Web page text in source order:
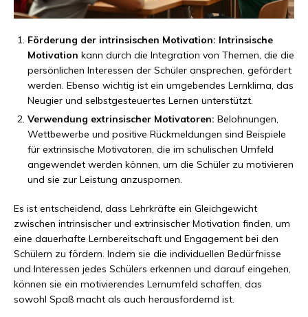
Förderung der intrinsischen Motivation: Intrinsische
Motivation kann durch die Integration von Themen, die die
persönlichen Interessen der Schüler ansprechen, gefördert
werden. Ebenso wichtig ist ein umgebendes Lernklima, das
Neugier und selbstgesteuertes Lernen unterstützt.
Verwendung extrinsischer Motivatoren: Belohnungen,
Wettbewerbe und positive Rückmeldungen sind Beispiele
für extrinsische Motivatoren, die im schulischen Umfeld
angewendet werden können, um die Schüler zu motivieren
und sie zur Leistung anzuspornen.
Es ist entscheidend, dass Lehrkräfte ein Gleichgewicht
zwischen intrinsischer und extrinsischer Motivation finden, um
eine dauerhafte Lernbereitschaft und Engagement bei den
Schülern zu fördern. Indem sie die individuellen Bedürfnisse
und Interessen jedes Schülers erkennen und darauf eingehen,
können sie ein motivierendes Lernumfeld schaffen, das
sowohl Spaß macht als auch herausfordernd ist.